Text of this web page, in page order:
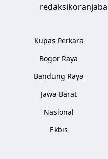
Kupas Perkara
Bogor Raya
Bandung Raya
Jawa Barat
Nasional
Ekbis